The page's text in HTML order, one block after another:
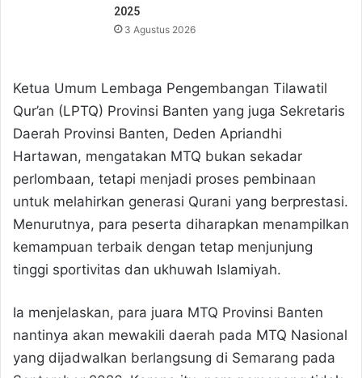
2025
3 Agustus 2026
Ketua Umum Lembaga Pengembangan Tilawatil
Qur’an (LPTQ) Provinsi Banten yang juga Sekretaris
Daerah Provinsi Banten, Deden Apriandhi
Hartawan, mengatakan MTQ bukan sekadar
perlombaan, tetapi menjadi proses pembinaan
untuk melahirkan generasi Qurani yang berprestasi.
Menurutnya, para peserta diharapkan menampilkan
kemampuan terbaik dengan tetap menjunjung
tinggi sportivitas dan ukhuwah Islamiyah.
Ia menjelaskan, para juara MTQ Provinsi Banten
nantinya akan mewakili daerah pada MTQ Nasional
yang dijadwalkan berlangsung di Semarang pada